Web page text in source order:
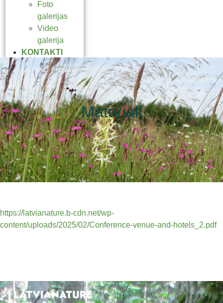
Foto
galerijas
Video
galerija
KONTAKTI
Materiāli
https://latvianature.b-cdn.net/wp-
content/uploads/2025/02/Conference-venue-and-hotels_2.pdf